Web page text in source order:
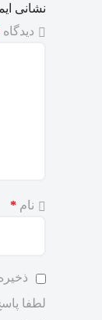
نشانی
دیدگاه
نام *
لطفا